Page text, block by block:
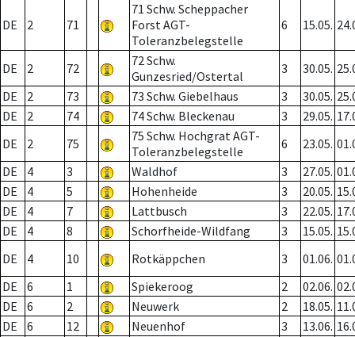
DE 2 71
71 Schw. Scheppacher
Forst AGT-
Toleranzbelegstelle
6 15.05.
DE 2 72
72 Schw.
Gunzesried/Ostertal
3 30.05.
DE
2 73 73 Schw. Giebelhaus 3 30.05.
DE
2 74 74 Schw. Bleckenau 3 29.05.
DE
2 75
75 Schw. Hochgrat AGT-
Toleranzbelegstelle
6 23.05.
DE
4 3 Waldhof 3 27.05.
DE
4 5 Hohenheide 3 20.05.
DE
4 7 Lattbusch 3 22.05.
DE
4 8 Schorfheide-Wildfang 3 15.05.
DE
4 10 Rotkäppchen 3 01.06.
DE
6 1 Spiekeroog 2 02.06.
DE
6 2 Neuwerk 2 18.05.
DE
6 12 Neuenhof 3 13.06.